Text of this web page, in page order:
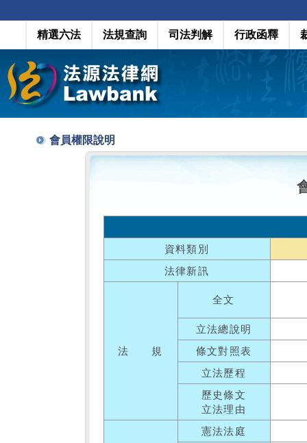
精選六法 法規查詢 司法判解 行政函釋
會員權限說明
資料類別
法律新訊
法 規
全文
立法總說明
條文對照表
立法歷程
歷史條文
立法理由
憲法法庭